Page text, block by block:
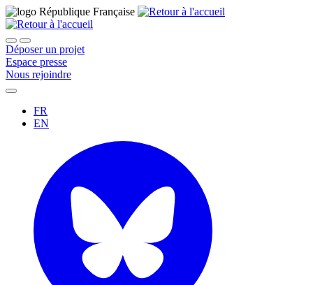
Déposer un projet
Espace presse
Nous rejoindre
FR
EN